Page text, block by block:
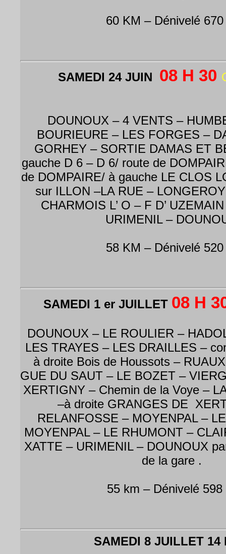
60 KM – Dénivelé
SAMEDI 24 JUIN 08 H 30
DOUNOUX – 4 VENTS –
BOURIEURE – LES FORGES –
GORHEY – SORTIE DAMAS ET
gauche D 6 – D 6/ route de
de DOMPAIRE/ à gauche LE CLOS
sur ILLON –LA RUE –
CHARMOIS L’ O – F D’
URIMENIL –
58 KM – Dénivelé
SAMEDI 1 er JUILLET 08 H
DOUNOUX – LE ROULIER –
LES TRAYES – LES DRAILLES –
à droite Bois de Houssots –
GUE DU SAUT – LE BOZET –
XERTIGNY – Chemin de la Voye –
–à droite GRANGES DE
RELANFOSSE – MOYENPAL –
MOYENPAL – LE RHUMONT –
XATTE – URIMENIL – DOUNOUX
de la gare .
55 km – Dénivelé 598
SAMEDI 8 JUILLET 14